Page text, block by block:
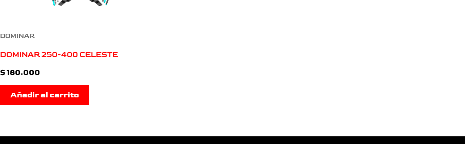
DOMINAR
DOMINAR 250-400 CELESTE
$180.000
Añadir al carrito